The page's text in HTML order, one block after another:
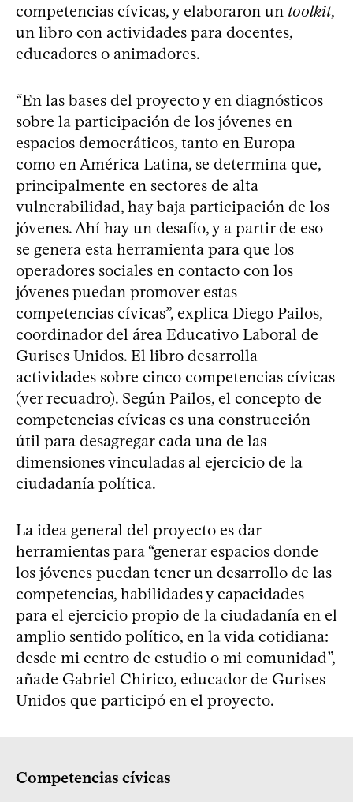
competencias cívicas, y elaboraron un toolkit,
un libro con actividades para docentes,
educadores o animadores.
“En las bases del proyecto y en diagnósticos
sobre la participación de los jóvenes en
espacios democráticos, tanto en Europa
como en América Latina, se determina que,
principalmente en sectores de alta
vulnerabilidad, hay baja participación de los
jóvenes. Ahí hay un desafío, y a partir de eso
se genera esta herramienta para que los
operadores sociales en contacto con los
jóvenes puedan promover estas
competencias cívicas”, explica Diego Pailos,
coordinador del área Educativo Laboral de
Gurises Unidos. El libro desarrolla
actividades sobre cinco competencias cívicas
(ver recuadro). Según Pailos, el concepto de
competencias cívicas es una construcción
útil para desagregar cada una de las
dimensiones vinculadas al ejercicio de la
ciudadanía política.
La idea general del proyecto es dar
herramientas para “generar espacios donde
los jóvenes puedan tener un desarrollo de las
competencias, habilidades y capacidades
para el ejercicio propio de la ciudadanía en el
amplio sentido político, en la vida cotidiana:
desde mi centro de estudio o mi comunidad”,
añade Gabriel Chirico, educador de Gurises
Unidos que participó en el proyecto.
Competencias cívicas